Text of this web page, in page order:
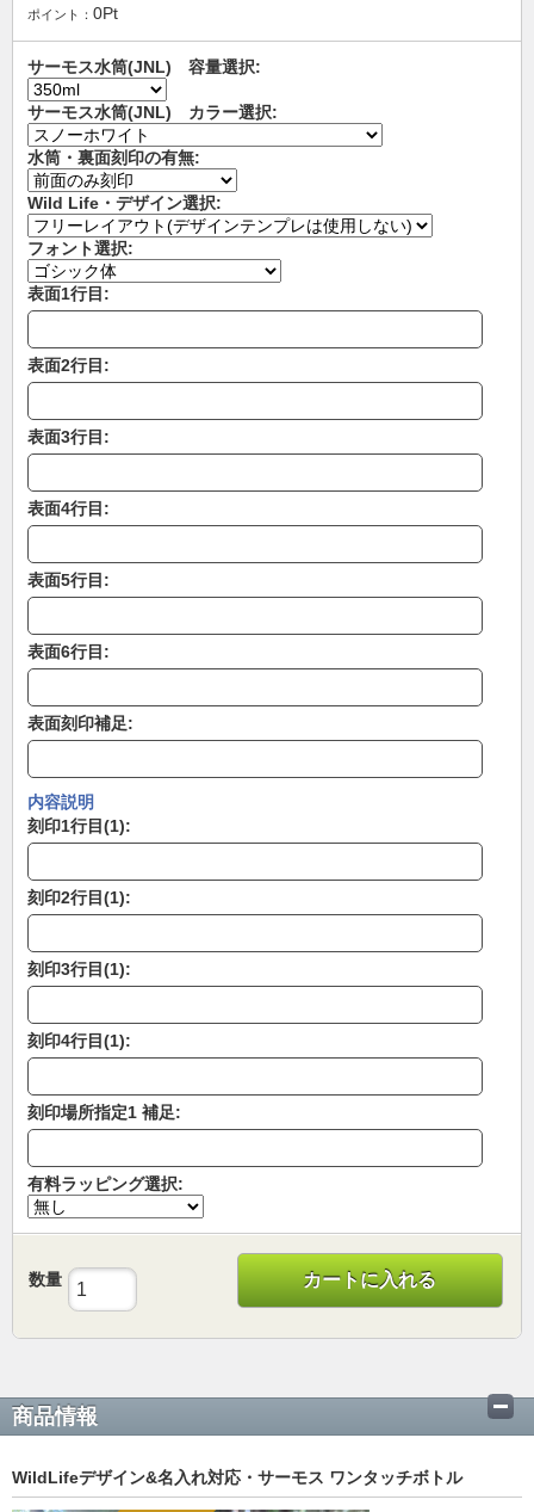
ポイント： 0Pt
サーモス水筒(JNL) 容量選択:
サーモス水筒(JNL) カラー選択:
水筒・裏面刻印の有無:
Wild Life・デザイン選択:
フォント選択:
表面1行目:
表面2行目:
表面3行目:
表面4行目:
表面5行目:
表面6行目:
表面刻印補足:
内容説明
刻印1行目(1):
刻印2行目(1):
刻印3行目(1):
刻印4行目(1):
刻印場所指定1 補足:
有料ラッピング選択:
数量 カートに入れる
商品情報
WildLifeデザイン&名入れ対応・サーモス ワンタッチボトル